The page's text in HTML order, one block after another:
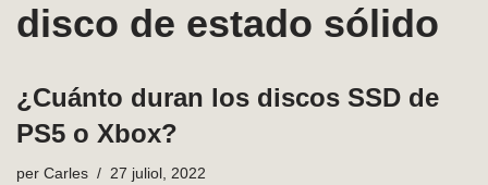
disco de estado sólido
¿Cuánto duran los discos SSD de
PS5 o Xbox?
per Carles 27 juliol, 2022